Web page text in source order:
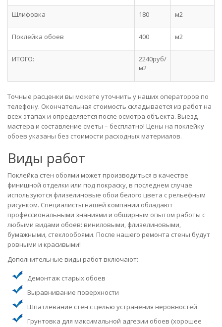
Шлифовка 180 м2
Поклейка обоев 400 м2
ИТОГО:
2240руб/
м2
Точные расценки вы можете уточнить у наших операторов по
телефону. Окончательная стоимость складывается из работ на
всех этапах и определяется после осмотра объекта. Выезд
мастера и составление сметы – бесплатно! Цены на поклейку
обоев указаны без стоимости расходных материалов.
Виды работ
Поклейка стен обоями может производиться в качестве
финишной отделки или под покраску, в последнем случае
используются флизелиновые обои белого цвета с рельефным
рисунком. Специалисты нашей компании обладают
профессиональными знаниями и обширным опытом работы с
любыми видами обоев: виниловыми, флизелиновыми,
бумажными, стеклообоями. После нашего ремонта стены будут
ровными и красивыми!
Дополнительные виды работ включают:
Демонтаж старых обоев
Выравнивание поверхности
Шпатлевание стен с целью устранения неровностей
Грунтовка для максимальной адгезии обоев (хорошее